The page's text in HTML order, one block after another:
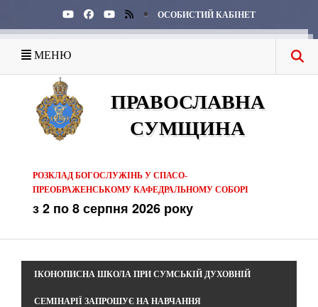
ОСОБИСТИЙ КАБІНЕТ
МЕНЮ
ПРАВОСЛАВНА
СУМЩИНА
РОЗКЛАД БОГОСЛУЖІНЬ У СПАСО-
ПРЕОБРАЖЕНСЬКОМУ КАФЕДРАЛЬНОМУ СОБОРІ
з 2 по 8 серпня 2026 року
ІКОНОПИСНА ШКОЛА ПРИ СУМСЬКІЙ ДУХОВНІЙ
СЕМІНАРІЇ ЗАПРОШУЄ НА НАВЧАННЯ